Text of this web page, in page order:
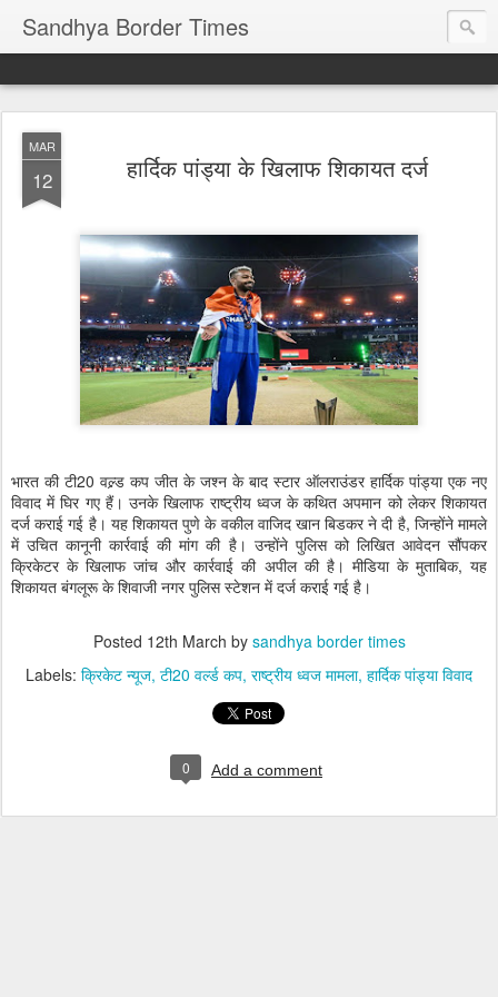
Sandhya Border Times
MAR
12 हार्दिक पांड्या के खिलाफ शिकायत दर्ज
भारत की टी20 वल्र्ड कप जीत के जश्न के बाद स्टार ऑलराउंडर हार्दिक पांड्या एक नए
विवाद में घिर गए हैं। उनके खिलाफ राष्ट्रीय ध्वज के कथित अपमान को लेकर शिकायत
दर्ज कराई गई है। यह शिकायत पुणे के वकील वाजिद खान बिडकर ने दी है, जिन्होंने मामले
में उचित कानूनी कार्रवाई की मांग की है। उन्होंने पुलिस को लिखित आवेदन सौंपकर
क्रिकेटर के खिलाफ जांच और कार्रवाई की अपील की है। मीडिया के मुताबिक, यह
शिकायत बंगलूरू के शिवाजी नगर पुलिस स्टेशन में दर्ज कराई गई है।
Posted 12th March by sandhya border times
Labels: क्रिकेट न्यूज टी20 वर्ल्ड कप राष्ट्रीय ध्वज मामला हार्दिक पांड्या विवाद
0 Add a comment